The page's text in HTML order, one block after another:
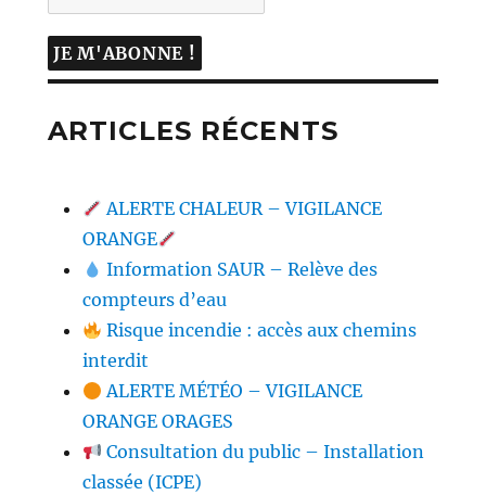
ARTICLES RÉCENTS
ALERTE CHALEUR – VIGILANCE
ORANGE
Information SAUR – Relève des
compteurs d’eau
Risque incendie : accès aux chemins
interdit
ALERTE MÉTÉO – VIGILANCE
ORANGE ORAGES
Consultation du public – Installation
classée (ICPE)